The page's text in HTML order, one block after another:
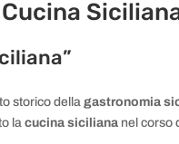
storico dellagastronomia
lacucina siciliana nel corso